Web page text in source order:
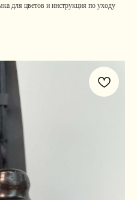
для цветов и инструкция по уходу